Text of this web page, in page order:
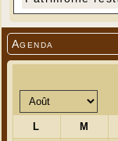
Agenda